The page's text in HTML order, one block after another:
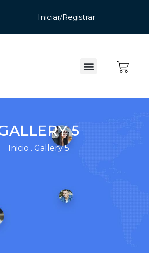
5
Inicio . Gallery 5